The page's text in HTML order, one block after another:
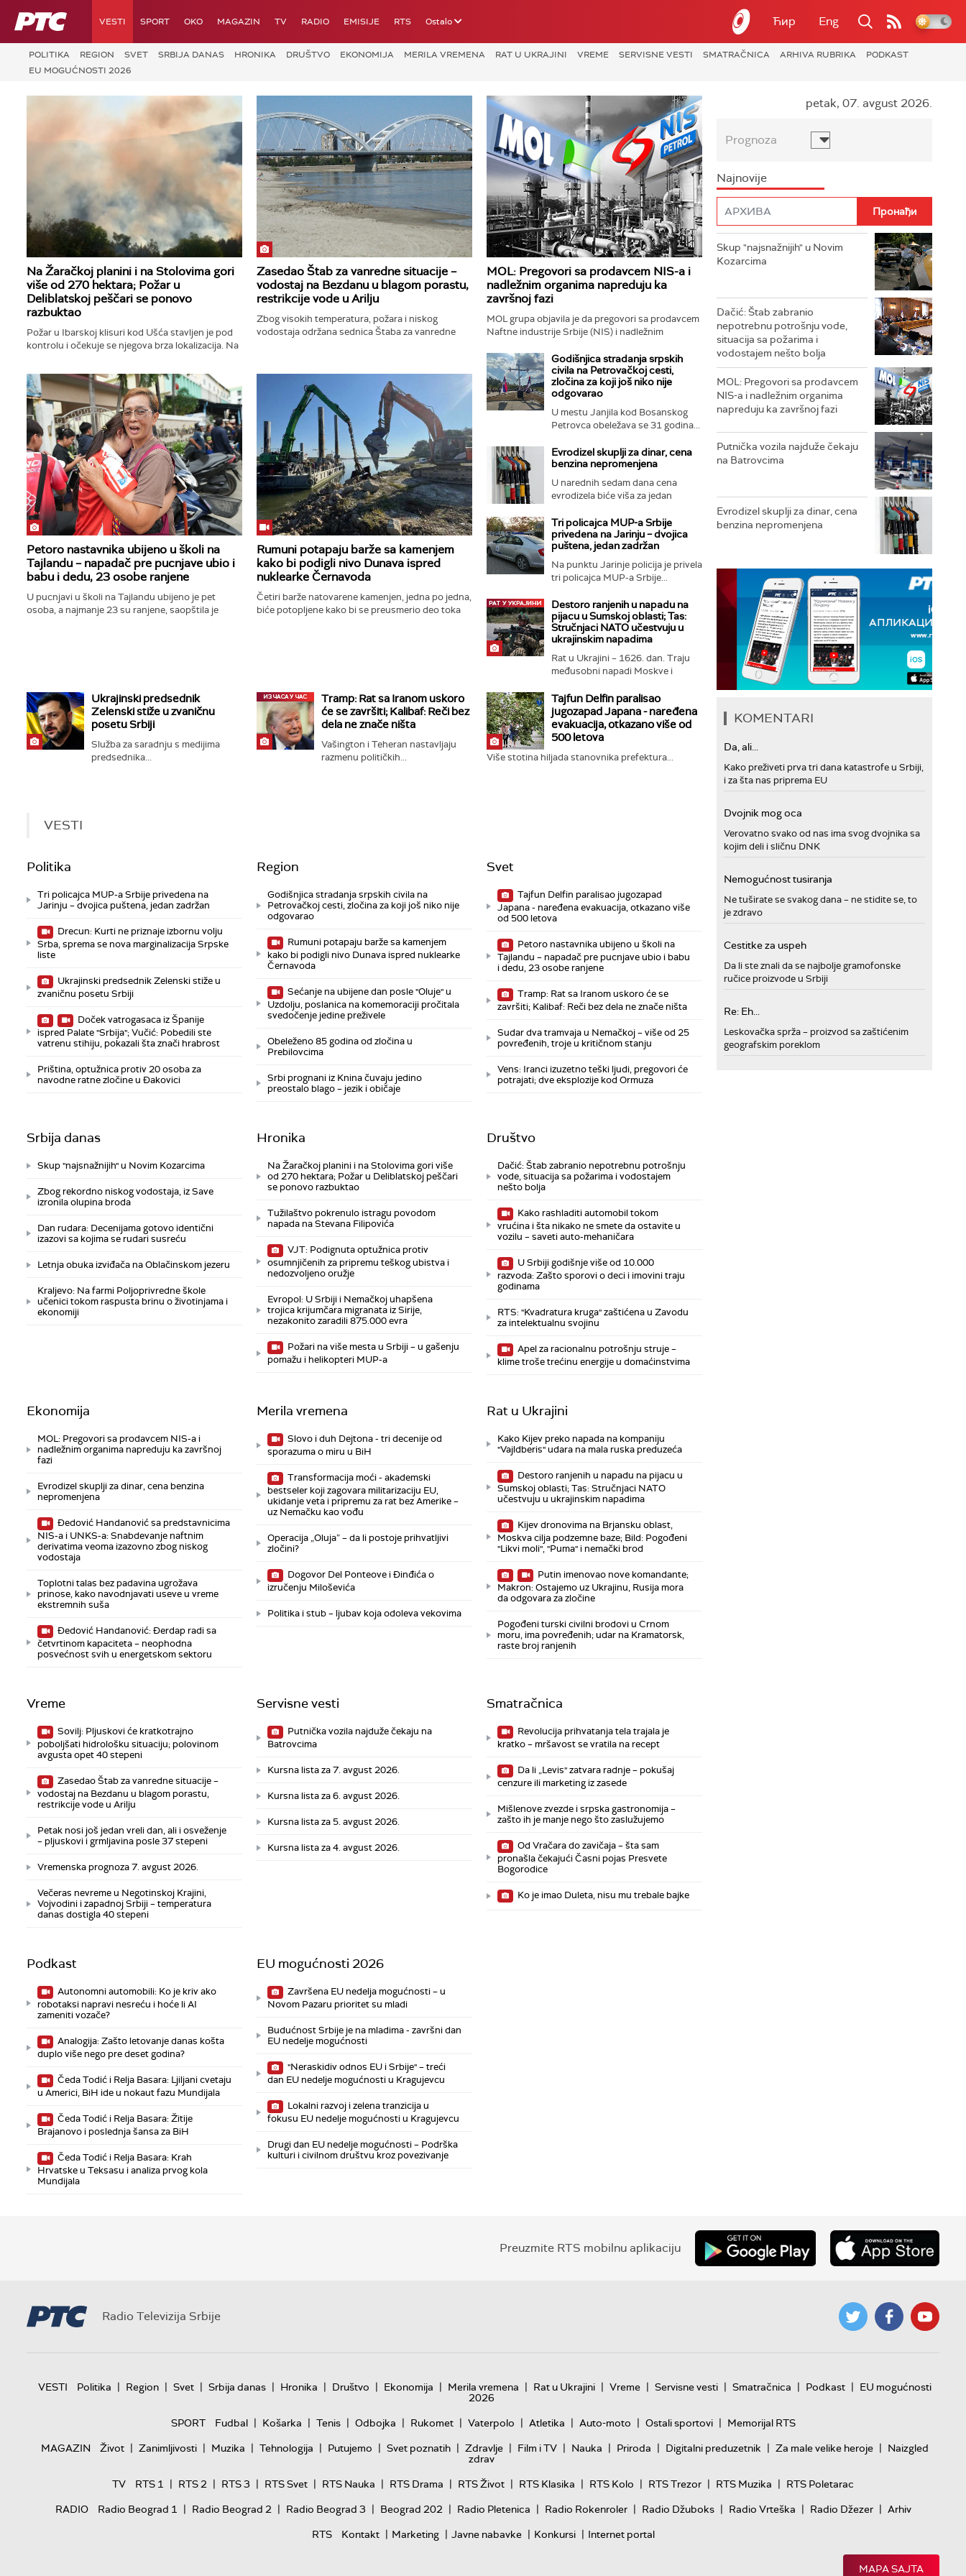
RTS VESTI SPORT OKO MAGAZIN TV RADIO EMISIJE RTS Ostalo Ћир Eng
POLITIKA REGION SVET SRBIJA DANAS HRONIKA DRUŠTVO EKONOMIJA MERILA VREMENA RAT U UKRAJINI VREME SERVISNE VESTI SMATRAČNICA ARHIVA RUBRIKA
PODKAST
EU MOGUĆNOSTI 2026
Na Žaračkoj planini i na Stolovima gori
više od 270 hektara; Požar u
Deliblatskoj peščari se ponovo
razbuktao
Požar u Ibarskoj klisuri kod Ušća stavljen je pod
kontrolu i očekuje se njegova brza lokalizacija. Na
Polumira...
Zasedao Štab za vanredne situacije –
vodostaj na Bezdanu u blagom porastu,
restrikcije vode u Arilju
Zbog visokih temperatura, požara i niskog
vodostaja održana sednica Štaba za vanredne
Petoro nastavnika ubijeno u školi na
Tajlandu – napadač pre pucnjave ubio i
babu i dedu, 23 osobe ranjene
U pucnjavi u školi na Tajlandu ubijeno je pet
osoba, a najmanje 23 su ranjene, saopštila je
Rumuni potapaju barže sa kamenjem
kako bi podigli nivo Dunava ispred
nuklearke Černavoda
Četiri barže natovarene kamenjen, jedna po jedna,
biće potopljene kako bi se preusmerio deo toka
MOL: Pregovori sa prodavcem NIS-a i
nadležnim organima napreduju ka
završnoj fazi
MOL grupa objavila je da pregovori sa prodavcem
Naftne industrije Srbije (NIS) i nadležnim
Godišnjica stradanja srpskih
civila na Petrovačkoj cesti,
zločina za koji još niko nije
odgovarao
U mestu Janjila kod Bosanskog
Petrovca obeležava se 31 godina...
Evrodizel skuplji za dinar, cena
benzina nepromenjena
U narednih sedam dana cena
evrodizela biće viša za jedan
Tri policajca MUP-a Srbije
privedena na Jarinju – dvojica
puštena, jedan zadržan
Na punktu Jarinje policija je privela
tri policajca MUP-a Srbije...
Destoro ranjenih u napadu na
pijacu u Sumskoj oblasti; Tas:
Stručnjaci NATO učestvuju u
ukrajinskim napadima
Rat u Ukrajini – 1626. dan. Traju
međusobni napadi Moskve i
Ukrajinski predsednik
Zelenski stiže u zvaničnu
posetu Srbiji
Služba za saradnju s medijima
predsednika...
Tramp: Rat sa Iranom uskoro
će se završiti; Kalibaf: Reči bez
dela ne znače ništa
Vašington i Teheran nastavljaju
razmenu političkih...
Tajfun Delfin paralisao
jugozapad Japana - naređena
evakuacija, otkazano više od
500 letova
Više stotina hiljada stanovnika prefektura...
VESTI
Politika
Tri policajca MUP-a Srbije privedena na
Jarinju – dvojica puštena, jedan zadržan
Drecun: Kurti ne priznaje izbornu volju
Srba, sprema se nova marginalizacija Srpske
liste
Ukrajinski predsednik Zelenski stiže u
zvaničnu posetu Srbiji
Doček vatrogasaca iz Španije
ispred Palate "Srbija"; Vučić: Pobedili ste
vatrenu stihiju, pokazali šta znači hrabrost
Priština, optužnica protiv 20 osoba za
navodne ratne zločine u Đakovici
Region
Godišnjica stradanja srpskih civila na
Petrovačkoj cesti, zločina za koji još niko nije
odgovarao
Rumuni potapaju barže sa kamenjem
kako bi podigli nivo Dunava ispred nuklearke
Černavoda
Sećanje na ubijene dan posle "Oluje" u
Uzdolju, poslanica na komemoraciji pročitala
svedočenje jedine preživele
Obeleženo 85 godina od zločina u
Prebilovcima
Srbi prognani iz Knina čuvaju jedino
preostalo blago – jezik i običaje
Svet
Tajfun Delfin paralisao jugozapad
Japana - naređena evakuacija, otkazano više
od 500 letova
Petoro nastavnika ubijeno u školi na
Tajlandu – napadač pre pucnjave ubio i babu
i dedu, 23 osobe ranjene
Tramp: Rat sa Iranom uskoro će se
završiti; Kalibaf: Reči bez dela ne znače ništa
Sudar dva tramvaja u Nemačkoj – više od 25
povređenih, troje u kritičnom stanju
Vens: Iranci izuzetno teški ljudi, pregovori će
potrajati; dve eksplozije kod Ormuza
Srbija danas
Skup "najsnažnijih" u Novim Kozarcima
Zbog rekordno niskog vodostaja, iz Save
izronila olupina broda
Dan rudara: Decenijama gotovo identični
izazovi sa kojima se rudari susreću
Letnja obuka izviđača na Oblačinskom jezeru
Kraljevo: Na farmi Poljoprivredne škole
učenici tokom raspusta brinu o životinjama i
ekonomiji
Hronika
Na Žaračkoj planini i na Stolovima gori više
od 270 hektara; Požar u Deliblatskoj peščari
se ponovo razbuktao
Tužilaštvo pokrenulo istragu povodom
napada na Stevana Filipovića
VJT: Podignuta optužnica protiv
osumnjičenih za pripremu teškog ubistva i
nedozvoljeno oružje
Evropol: U Srbiji i Nemačkoj uhapšena
trojica krijumčara migranata iz Sirije,
nezakonito zaradili 875.000 evra
Požari na više mesta u Srbiji – u gašenju
pomažu i helikopteri MUP-a
Društvo
Dačić: Štab zabranio nepotrebnu potrošnju
vode, situacija sa požarima i vodostajem
nešto bolja
Kako rashladiti automobil tokom
vrućina i šta nikako ne smete da ostavite u
vozilu – saveti auto-mehaničara
U Srbiji godišnje više od 10.000
razvoda: Zašto sporovi o deci i imovini traju
godinama
RTS: "Kvadratura kruga" zaštićena u Zavodu
za intelektualnu svojinu
Apel za racionalnu potrošnju struje –
klime troše trećinu energije u domaćinstvima
Ekonomija
MOL: Pregovori sa prodavcem NIS-a i
nadležnim organima napreduju ka završnoj
fazi
Evrodizel skuplji za dinar, cena benzina
nepromenjena
Đedović Handanović sa predstavnicima
NIS-a i UNKS-a: Snabdevanje naftnim
derivatima veoma izazovno zbog niskog
vodostaja
Toplotni talas bez padavina ugrožava
prinose, kako navodnjavati useve u vreme
ekstremnih suša
Đedović Handanović: Đerdap radi sa
četvrtinom kapaciteta – neophodna
posvećnost svih u energetskom sektoru
Merila vremena
Slovo i duh Dejtona - tri decenije od
sporazuma o miru u BiH
Transformacija moći - akademski
bestseler koji zagovara militarizaciju EU,
ukidanje veta i pripremu za rat bez Amerike –
uz Nemačku kao vođu
Operacija „Oluja” – da li postoje prihvatljivi
zločini?
Dogovor Del Ponteove i Đinđića o
izručenju Miloševića
Politika i stub – ljubav koja odoleva vekovima
Rat u Ukrajini
Kako Kijev preko napada na kompaniju
"Vajldberis" udara na mala ruska preduzeća
Destoro ranjenih u napadu na pijacu u
Sumskoj oblasti; Tas: Stručnjaci NATO
učestvuju u ukrajinskim napadima
Kijev dronovima na Brjansku oblast,
Moskva cilja podzemne baze; Bild: Pogođeni
"Likvi moli", "Puma" i nemački brod
Putin imenovao nove komandante;
Makron: Ostajemo uz Ukrajinu, Rusija mora
da odgovara za zločine
Pogođeni turski civilni brodovi u Crnom
moru, ima povređenih; udar na Kramatorsk,
raste broj ranjenih
Vreme
Sovilj: Pljuskovi će kratkotrajno
poboljšati hidrološku situaciju; polovinom
avgusta opet 40 stepeni
Zasedao Štab za vanredne situacije –
vodostaj na Bezdanu u blagom porastu,
restrikcije vode u Arilju
Petak nosi još jedan vreli dan, ali i osveženje
– pljuskovi i grmljavina posle 37 stepeni
Vremenska prognoza 7. avgust 2026.
Večeras nevreme u Negotinskoj Krajini,
Vojvodini i zapadnoj Srbiji – temperatura
danas dostigla 40 stepeni
Servisne vesti
Putnička vozila najduže čekaju na
Batrovcima
Kursna lista za 7. avgust 2026.
Kursna lista za 6. avgust 2026.
Kursna lista za 5. avgust 2026.
Kursna lista za 4. avgust 2026.
Smatračnica
Revolucija prihvatanja tela trajala je
kratko – mršavost se vratila na recept
Da li „Levis" zatvara radnje – pokušaj
cenzure ili marketing iz zasede
Mišlenove zvezde i srpska gastronomija –
zašto ih je manje nego što zaslužujemo
Od Vračara do zavičaja – šta sam
pronašla čekajući Časni pojas Presvete
Bogorodice
Ko je imao Duleta, nisu mu trebale bajke
Podkast
Autonomni automobili: Ko je kriv ako
robotaksi napravi nesreću i hoće li AI
zameniti vozače?
Analogija: Zašto letovanje danas košta
duplo više nego pre deset godina?
Čeda Todić i Relja Basara: Ljiljani cvetaju
u Americi, BiH ide u nokaut fazu Mundijala
Čeda Todić i Relja Basara: Žitije
Brajanovo i poslednja šansa za BiH
Čeda Todić i Relja Basara: Krah
Hrvatske u Teksasu i analiza prvog kola
Mundijala
EU mogućnosti 2026
Završena EU nedelja mogućnosti – u
Novom Pazaru prioritet su mladi
Budućnost Srbije je na mladima - završni dan
EU nedelje mogućnosti
"Neraskidiv odnos EU i Srbije" – treći
dan EU nedelje mogućnosti u Kragujevcu
Lokalni razvoj i zelena tranzicija u
fokusu EU nedelje mogućnosti u Kragujevcu
Drugi dan EU nedelje mogućnosti – Podrška
kulturi i civilnom društvu kroz povezivanje
petak, 07. avgust 2026.
Prognoza
Najnovije
Skup "najsnažnijih" u Novim
Kozarcima
Dačić: Štab zabranio
nepotrebnu potrošnju vode,
situacija sa požarima i
vodostajem nešto bolja
MOL: Pregovori sa prodavcem
NIS-a i nadležnim organima
napreduju ka završnoj fazi
Putnička vozila najduže čekaju
na Batrovcima
Evrodizel skuplji za dinar, cena
benzina nepromenjena
KOMENTARI
Da, ali...
Kako preživeti prva tri dana katastrofe u Srbiji,
i za šta nas priprema EU
Dvojnik mog oca
Verovatno svako od nas ima svog dvojnika sa
kojim deli i sličnu DNK
Nemogućnost tusiranja
Ne tuširate se svakog dana – ne stidite se, to
je zdravo
Cestitke za uspeh
Da li ste znali da se najbolje gramofonske
ručice proizvode u Srbiji
Re: Eh...
Leskovačka sprža – proizvod sa zaštićenim
geografskim poreklom
Preuzmite RTS mobilnu aplikaciju
Radio Televizija Srbije
VESTI Politika | Region | Svet | Srbija danas | Hronika | Društvo | Ekonomija | Merila vremena | Rat u Ukrajini | Vreme | Servisne vesti | Smatračnica | Podkast | EU mogućnosti
2026
SPORT
Fudbal | Košarka | Tenis | Odbojka | Rukomet | Vaterpolo | Atletika | Auto-moto | Ostali sportovi | Memorijal RTS
MAGAZIN
Život | Zanimljivosti | Muzika | Tehnologija | Putujemo | Svet poznatih | Zdravlje | Film i TV | Nauka | Priroda | Digitalni preduzetnik | Za male velike heroje | Naizgled
zdrav
TV
RTS 1 | RTS 2 | RTS 3 | RTS Svet | RTS Nauka | RTS Drama | RTS Život | RTS Klasika | RTS Kolo | RTS Trezor | RTS Muzika | RTS Poletarac
RADIO
Radio Beograd 1 | Radio Beograd 2 | Radio Beograd 3 | Beograd 202 | Radio Pletenica | Radio Rokenroler | Radio Džuboks | Radio Vrteška | Radio Džezer | Arhiv
RTS
Kontakt | Marketing | Javne nabavke | Konkursi | Internet portal
MAPA SAJTA